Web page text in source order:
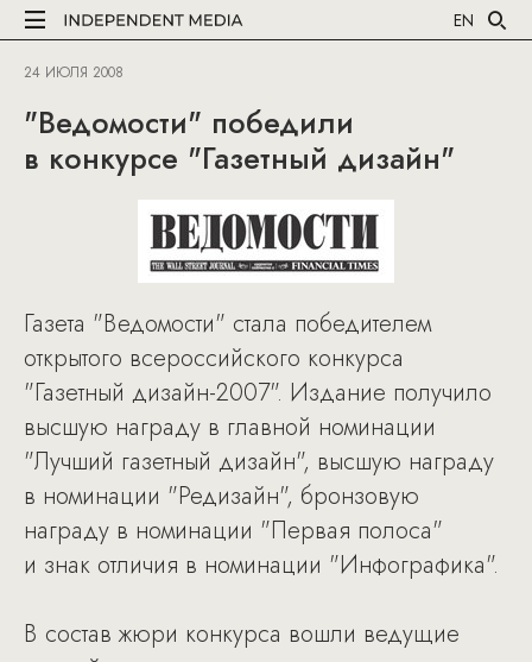
EN
24 ИЮЛЯ 2008
"Ведомости" победили
в конкурсе "Газетный дизайн"
Газета "Ведомости" стала победителем
открытого всероссийского конкурса
"Газетный дизайн-2007". Издание получило
высшую награду в главной номинации
"Лучший газетный дизайн", высшую награду
в номинации "Редизайн", бронзовую
награду в номинации "Первая полоса"
и знак отличия в номинации "Инфографика".
В состав жюри конкурса вошли ведущие